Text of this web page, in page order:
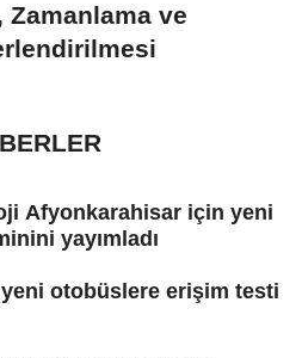
Zamanlama ve
Afyonkarahisar için yeni
yayımladı
otobüslere erişim testi